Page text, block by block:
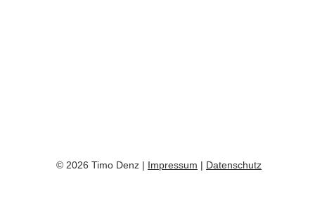
© 2026 Timo Denz | Impressum | Datenschutz